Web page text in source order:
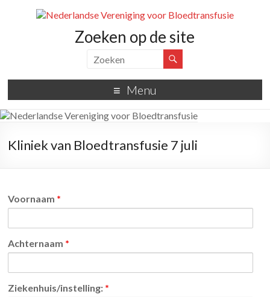
Zoeken op de site
Menu
Kliniek van Bloedtransfusie 7 juli
Voornaam *
Achternaam *
Ziekenhuis/instelling: *